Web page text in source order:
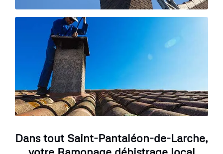
Dans tout Saint-Pantaléon-de-Larche,